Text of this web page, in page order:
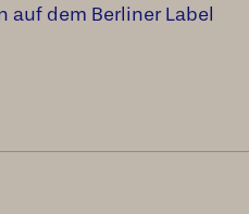
auf dem Berliner Label